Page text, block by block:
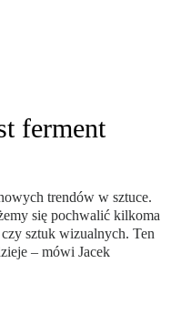
ferment
trendów w sztuce.
się pochwalić kilkoma
sztuk wizualnych. Ten
– mówi Jacek